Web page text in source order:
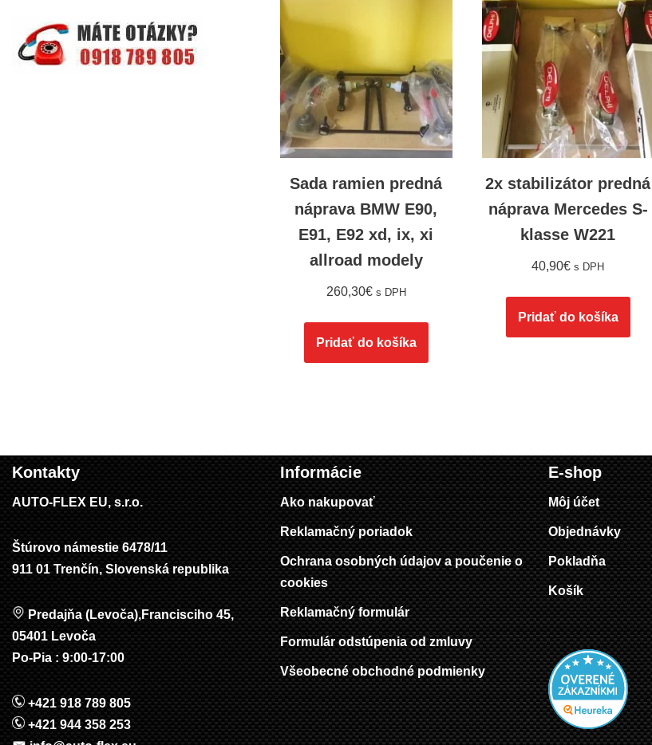
Sada ramien predná
náprava BMW E90,
E91, E92 xd, ix, xi
allroad modely
260,30€ s DPH
Pridať do košíka
2x stabilizátor predná
náprava Mercedes S-
klasse W221
40,90€ s DPH
Pridať do košíka
Kontakty
AUTO-FLEX EU, s.r.o.
Štúrovo námestie 6478/11
911 01 Trenčín, Slovenská republika
Predajňa (Levoča),Francisciho 45,
05401 Levoča
Po-Pia : 9:00-17:00
+421 918 789 805
+421 944 358 253
Informácie
Ako nakupovať
Reklamačný poriadok
Ochrana osobných údajov a poučenie o
cookies
Reklamačný formulár
Formulár odstúpenia od zmluvy
Všeobecné obchodné podmienky
E-shop
Môj účet
Objednávky
Pokladňa
Košík